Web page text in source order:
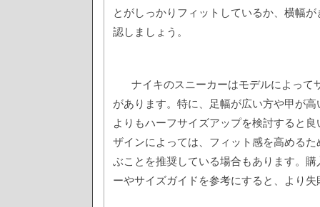
とがしっかりフィットしているか、横幅
認しましょう。
ナイキのスニーカーはモデルによって
があります。特に、足幅が広い方や甲が
よりもハーフサイズアップを検討すると
ザインによっては、フィット感を高める
ぶことを推奨している場合もあります。
ーやサイズガイドを参考にすると、より